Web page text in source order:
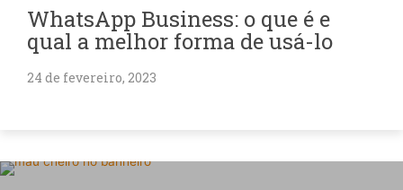
WhatsApp Business: o que é e
qual a melhor forma de usá-lo
24 de fevereiro, 2023